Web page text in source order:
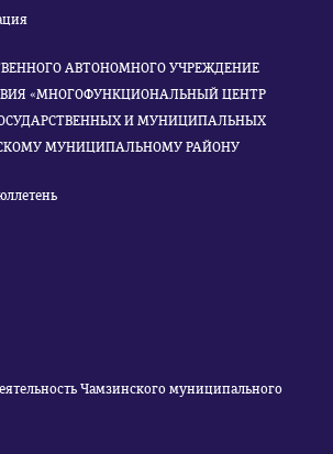
АВТОНОМНОГО УЧРЕЖДЕНИЕ
«МНОГОФУНКЦИОНАЛЬНЫЙ ЦЕНТР
И МУНИЦИПАЛЬНЫХ
МУНИЦИПАЛЬНОМУ РАЙОНУ
Чамзинского муниципального